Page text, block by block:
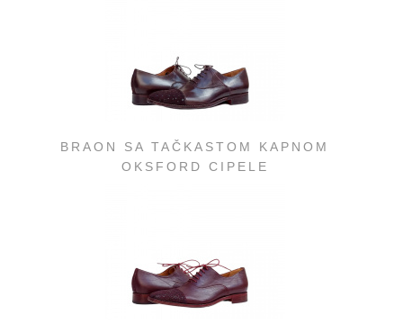
BRAON SA TAČKASTOM KAPNOM
OKSFORD CIPELE